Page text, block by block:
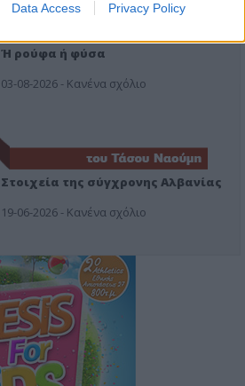
Data Access Privacy Policy
Ή ρούφα ή φύσα
03-08-2026 - Κανένα σχόλιο
Στοιχεία της σύγχρονης Αλβανίας
19-06-2026 - Κανένα σχόλιο